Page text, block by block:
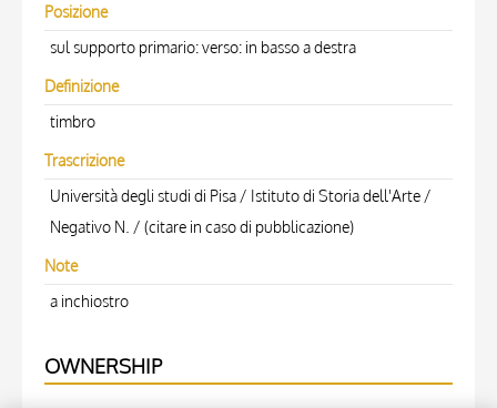
Posizione
sul supporto primario: verso: in basso a destra
Definizione
timbro
Trascrizione
Università degli studi di Pisa / Istituto di Storia dell'Arte /
Negativo N. / (citare in caso di pubblicazione)
Note
a inchiostro
OWNERSHIP